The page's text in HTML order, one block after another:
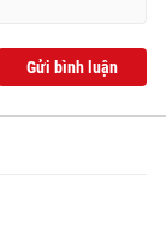
932
Gửi bình luận